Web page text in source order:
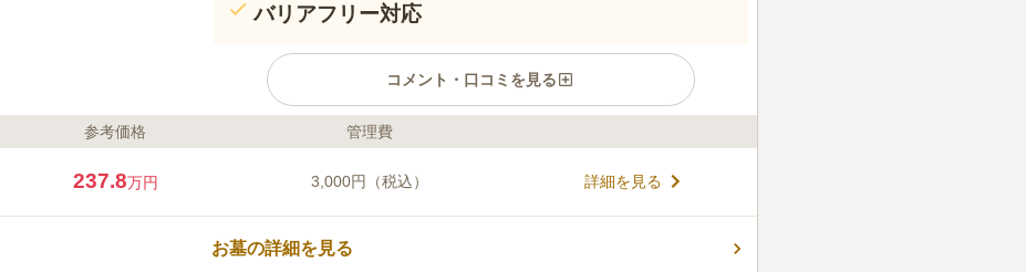
バリアフリー対応
コメント・口コミを見る
ライフドット編集部のコメント
の草花に訪れる人の心を和ませる墓地です。区画は広めに作ら
れており、段差をなくしてバリアフリーに対応しているのでゆ
ったりとお参りができます。ペット埋葬も可能なので、可愛が
っていたペットを人と同じように供養してあげることができま
参考価格 管理費
237.8万円 3,000円（税込） 詳細を見る
お墓の詳細を見る